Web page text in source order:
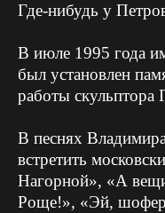
Где-нибудь у
В июле 1995 года
был установлен
работы скульптора
В песнях
встретить
Нагорной», «А
Роще!», «Эй,